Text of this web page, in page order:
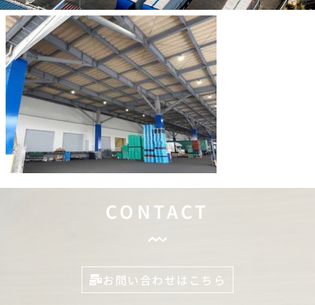
CONTACT
お問い合わせはこちら